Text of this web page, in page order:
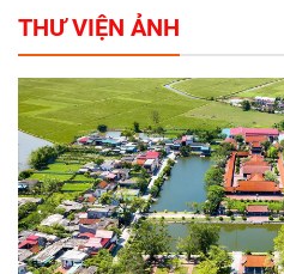
THƯ VIỆN ẢNH